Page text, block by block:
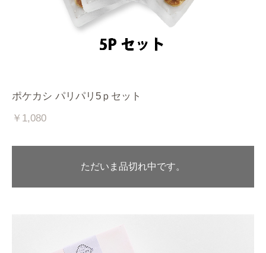
ポケカシ パリパリ5ｐセット
￥1,080
ただいま品切れ中です。